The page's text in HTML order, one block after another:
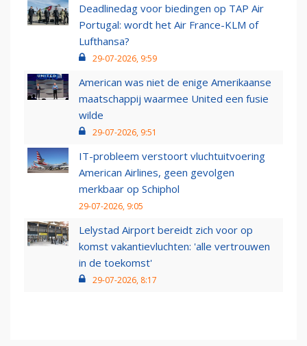
Deadlinedag voor biedingen op TAP Air
Portugal: wordt het Air France-KLM of
Lufthansa?
29-07-2026, 9:59
American was niet de enige Amerikaanse
maatschappij waarmee United een fusie
wilde
29-07-2026, 9:51
IT-probleem verstoort vluchtuitvoering
American Airlines, geen gevolgen
merkbaar op Schiphol
29-07-2026, 9:05
Lelystad Airport bereidt zich voor op
komst vakantievluchten: 'alle vertrouwen
in de toekomst'
29-07-2026, 8:17